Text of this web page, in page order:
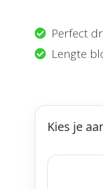
Perfect
Lengte
Kies je